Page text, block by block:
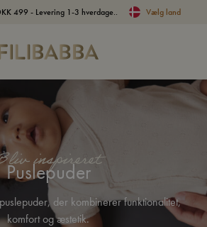
499 - Levering 1-3 hverdage.. Vælg land
inspireret
Puslepuder
der kombinerer funktionalitet,
komfort og æstetik.